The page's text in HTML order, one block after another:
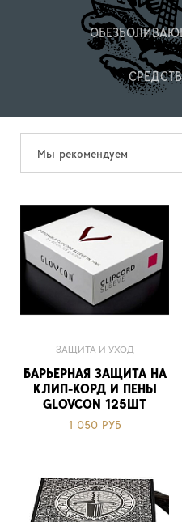
Мы рекомендуем
ЗАЩИТА И УХОД
БАРЬЕРНАЯ ЗАЩИТА НА
КЛИП-КОРД И ПЕНЫ
GLOVCON 125ШТ
1 050 РУБ